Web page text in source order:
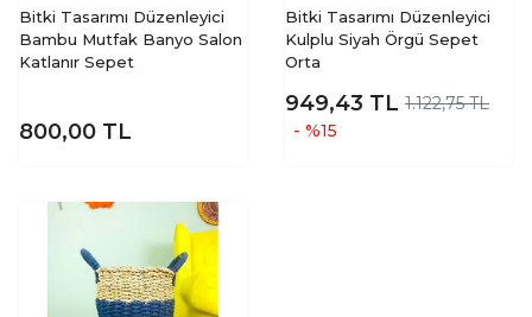
Bitki Tasarımı Düzenleyici
Bambu Mutfak Banyo Salon
Katlanır Sepet
800,00 TL
Bitki Tasarımı Düzenleyici
Kulplu Siyah Örgü Sepet
Orta
949,43 TL 1.122,75 TL
- %15